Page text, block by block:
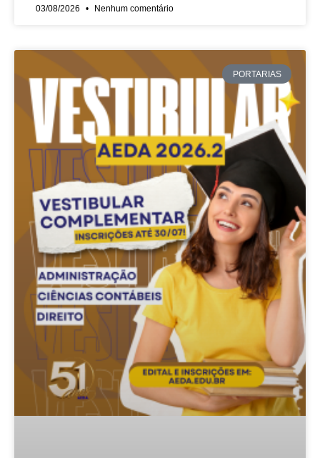
03/08/2026 Nenhum comentário
PORTARIAS